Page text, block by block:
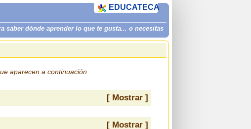
saber dónde aprender lo que te gusta... o necesitas
EDUCATECA
aparecen a continuación
[ Mostrar ]
[ Mostrar ]